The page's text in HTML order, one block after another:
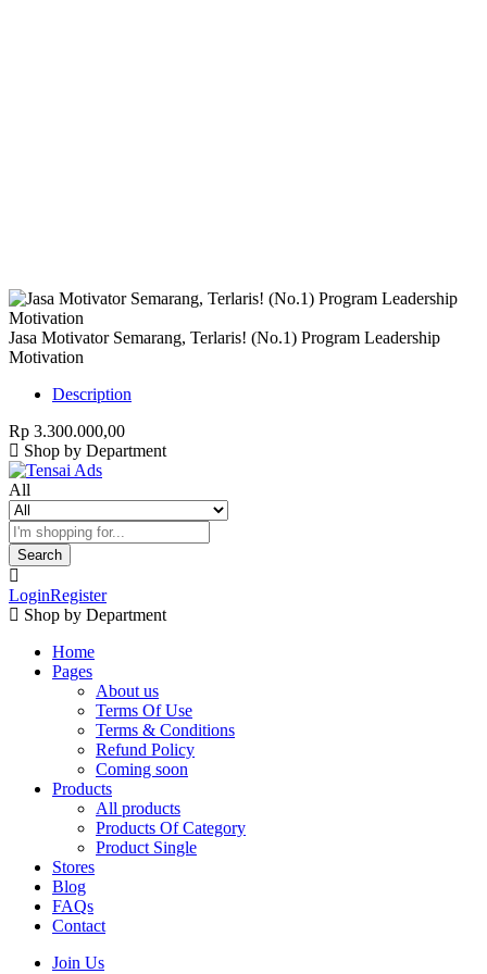
Jasa Motivator Semarang, Terlaris! (No.1) Program Leadership
Motivation
Description
Rp 3.300.000,00
Shop by Department
All
Search
LoginRegister
Shop by Department
Home
Pages
About us
Terms Of Use
Terms & Conditions
Refund Policy
Coming soon
Products
All products
Products Of Category
Product Single
Stores
Blog
FAQs
Contact
Join Us